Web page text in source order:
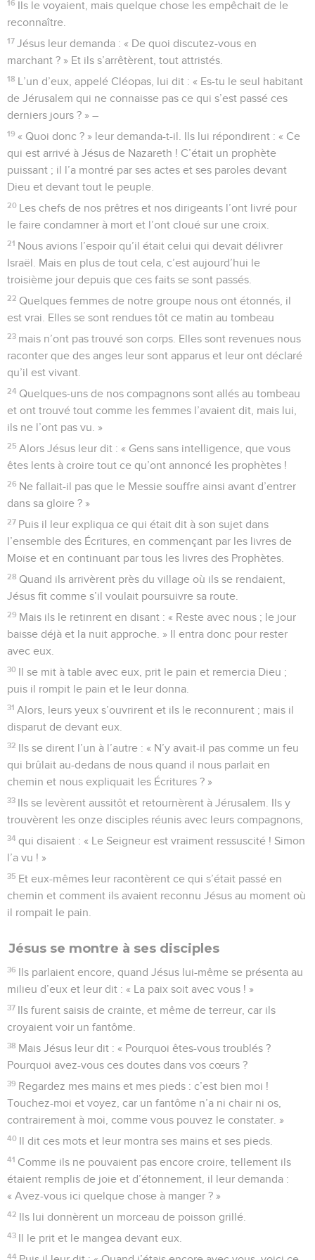
16 Ils le voyaient, mais quelque chose les empêchait de le
reconnaître.
17 Jésus leur demanda : « De quoi discutez-vous en
marchant ? » Et ils s’arrêtèrent, tout attristés.
18 L’un d’eux, appelé Cléopas, lui dit : « Es-tu le seul habitant
de Jérusalem qui ne connaisse pas ce qui s’est passé ces
derniers jours ? » –
19 « Quoi donc ? » leur demanda-t-il. Ils lui répondirent : « Ce
qui est arrivé à Jésus de Nazareth ! C’était un prophète
puissant ; il l’a montré par ses actes et ses paroles devant
Dieu et devant tout le peuple.
20 Les chefs de nos prêtres et nos dirigeants l’ont livré pour
le faire condamner à mort et l’ont cloué sur une croix.
21 Nous avions l’espoir qu’il était celui qui devait délivrer
Israël. Mais en plus de tout cela, c’est aujourd’hui le
troisième jour depuis que ces faits se sont passés.
22 Quelques femmes de notre groupe nous ont étonnés, il
est vrai. Elles se sont rendues tôt ce matin au tombeau
23 mais n’ont pas trouvé son corps. Elles sont revenues nous
raconter que des anges leur sont apparus et leur ont déclaré
qu’il est vivant.
24 Quelques-uns de nos compagnons sont allés au tombeau
et ont trouvé tout comme les femmes l’avaient dit, mais lui,
ils ne l’ont pas vu. »
25 Alors Jésus leur dit : « Gens sans intelligence, que vous
êtes lents à croire tout ce qu’ont annoncé les prophètes !
26 Ne fallait-il pas que le Messie souffre ainsi avant d’entrer
dans sa gloire ? »
27 Puis il leur expliqua ce qui était dit à son sujet dans
l’ensemble des Écritures, en commençant par les livres de
Moïse et en continuant par tous les livres des Prophètes.
28 Quand ils arrivèrent près du village où ils se rendaient,
Jésus fit comme s’il voulait poursuivre sa route.
29 Mais ils le retinrent en disant : « Reste avec nous ; le jour
baisse déjà et la nuit approche. » Il entra donc pour rester
avec eux.
30 Il se mit à table avec eux, prit le pain et remercia Dieu ;
puis il rompit le pain et le leur donna.
31 Alors, leurs yeux s’ouvrirent et ils le reconnurent ; mais il
disparut de devant eux.
32 Ils se dirent l’un à l’autre : « N’y avait-il pas comme un feu
qui brûlait au-dedans de nous quand il nous parlait en
chemin et nous expliquait les Écritures ? »
33 Ils se levèrent aussitôt et retournèrent à Jérusalem. Ils y
trouvèrent les onze disciples réunis avec leurs compagnons,
34 qui disaient : « Le Seigneur est vraiment ressuscité ! Simon
l’a vu ! »
35 Et eux-mêmes leur racontèrent ce qui s’était passé en
chemin et comment ils avaient reconnu Jésus au moment où
il rompait le pain.
Jésus se montre à ses disciples
36 Ils parlaient encore, quand Jésus lui-même se présenta au
milieu d’eux et leur dit : « La paix soit avec vous ! »
37 Ils furent saisis de crainte, et même de terreur, car ils
croyaient voir un fantôme.
38 Mais Jésus leur dit : « Pourquoi êtes-vous troublés ?
Pourquoi avez-vous ces doutes dans vos cœurs ?
39 Regardez mes mains et mes pieds : c’est bien moi !
Touchez-moi et voyez, car un fantôme n’a ni chair ni os,
contrairement à moi, comme vous pouvez le constater. »
40 Il dit ces mots et leur montra ses mains et ses pieds.
41 Comme ils ne pouvaient pas encore croire, tellement ils
étaient remplis de joie et d’étonnement, il leur demanda :
« Avez-vous ici quelque chose à manger ? »
42 Ils lui donnèrent un morceau de poisson grillé.
43 Il le prit et le mangea devant eux.
44